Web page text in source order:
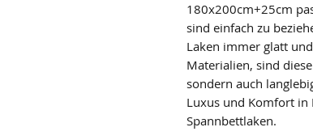
180x200cm+25cm
sind einfach zu
Laken immer glatt
Materialien, sind
sondern auch
Luxus und Komfort
Spannbettlaken.